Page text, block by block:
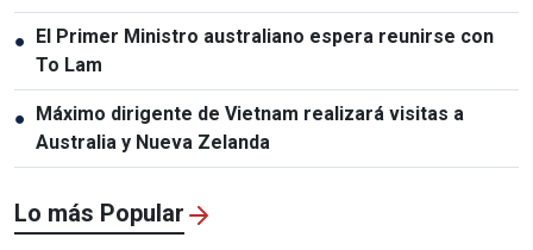
● El Primer Ministro australiano espera reunirse con
To Lam
● Máximo dirigente de Vietnam realizará visitas a
Australia y Nueva Zelanda
Lo más Popular